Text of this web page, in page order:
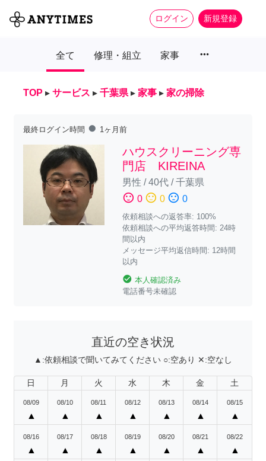
ログイン 新規登録
全て 修理・組立 家事 more_horiz
TOP ▸ サービス ▸ 千葉県 ▸ 家事 ▸ 家の掃除
最終ログイン時間 fiber_manual_record 1ヶ月前
ハウスクリーニング専
門店 KIREINA
男性 /40代/千葉県
sentiment_satisfied 0 sentiment_neutral 0 sentiment_dissatisfied 0
依頼相談への返答率: 100%
依頼相談への平均返答時間: 24時
間以内
メッセージ平均返信時間: 12時間
以内
check_circle 本人確認済み
電話番号未確認
直近の空き状況
▲:依頼相談で聞いてみてください ○:空あり ✕:空なし
日 月 火 水 木 金 土
08/09
▲
08/10
▲
08/11
▲
08/12
▲
08/13
▲
08/14
▲
08/15
▲
08/16
▲
08/17
▲
08/18
▲
08/19
▲
08/20
▲
08/21
▲
08/22
▲